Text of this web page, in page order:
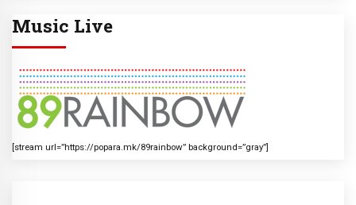
Music Live
[stream url=”https://popara.mk/89rainbow” background=”gray”]